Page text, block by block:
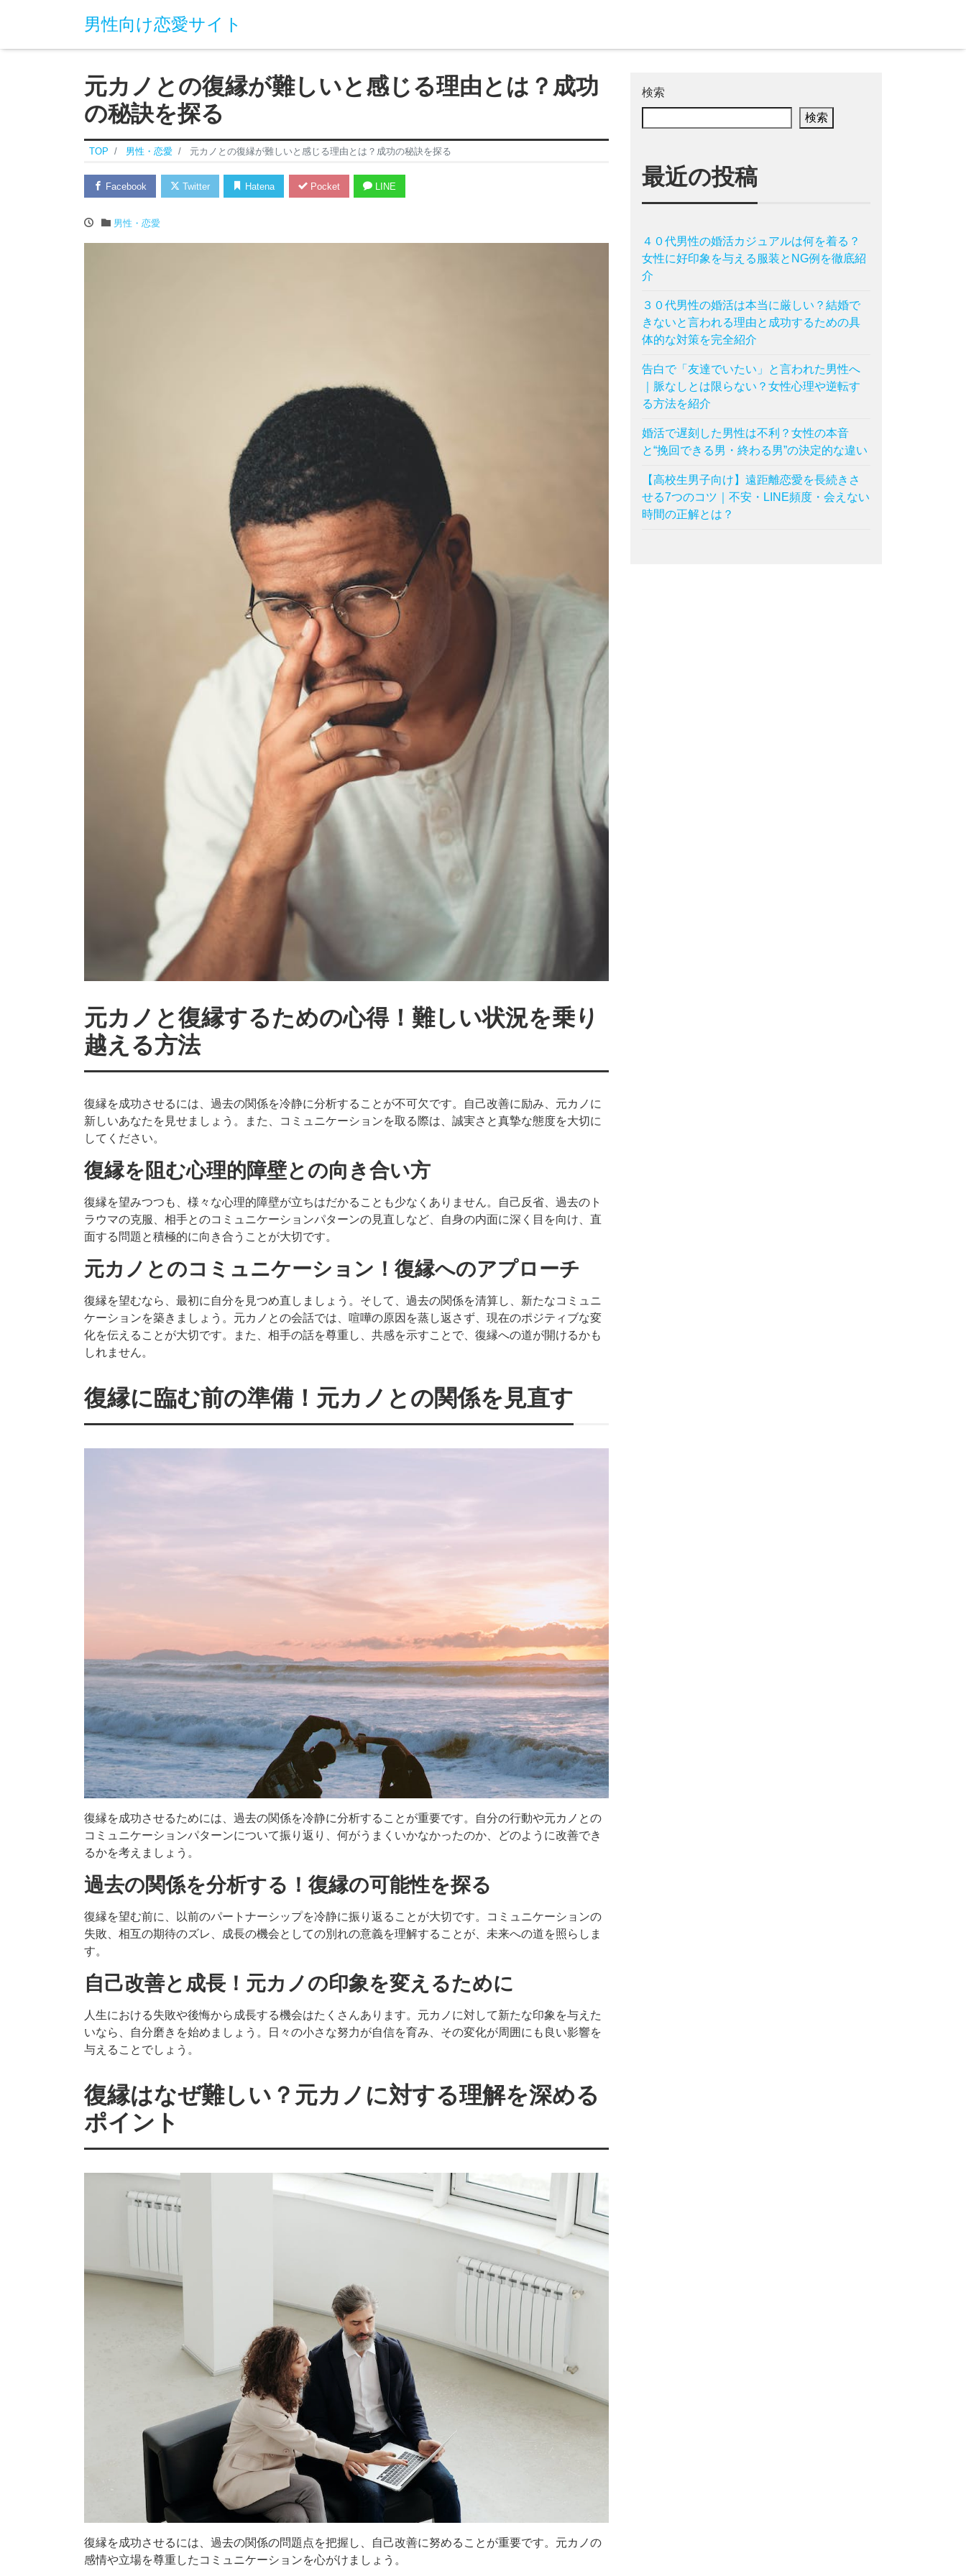
男性向け恋愛サイト
元カノとの復縁が難しいと感じる理由とは？成功
の秘訣を探る
TOP 男性・恋愛 元カノとの復縁が難しいと感じる理由とは？成功の秘訣を探る
Facebook Twitter Hatena Pocket LINE
男性・恋愛
元カノと復縁するための心得！難しい状況を乗り
越える方法
復縁を成功させるには、過去の関係を冷静に分析することが不可欠です。自己改善に励み、元カノに
新しいあなたを見せましょう。また、コミュニケーションを取る際は、誠実さと真摯な態度を大切に
してください。
復縁を阻む心理的障壁との向き合い方
復縁を望みつつも、様々な心理的障壁が立ちはだかることも少なくありません。自己反省、過去のト
ラウマの克服、相手とのコミュニケーションパターンの見直しなど、自身の内面に深く目を向け、直
面する問題と積極的に向き合うことが大切です。
元カノとのコミュニケーション！復縁へのアプローチ
復縁を望むなら、最初に自分を見つめ直しましょう。そして、過去の関係を清算し、新たなコミュニ
ケーションを築きましょう。元カノとの会話では、喧嘩の原因を蒸し返さず、現在のポジティブな変
化を伝えることが大切です。また、相手の話を尊重し、共感を示すことで、復縁への道が開けるかも
しれません。
復縁に臨む前の準備！元カノとの関係を見直す
復縁を成功させるためには、過去の関係を冷静に分析することが重要です。自分の行動や元カノとの
コミュニケーションパターンについて振り返り、何がうまくいかなかったのか、どのように改善でき
るかを考えましょう。
過去の関係を分析する！復縁の可能性を探る
復縁を望む前に、以前のパートナーシップを冷静に振り返ることが大切です。コミュニケーションの
失敗、相互の期待のズレ、成長の機会としての別れの意義を理解することが、未来への道を照らしま
す。
自己改善と成長！元カノの印象を変えるために
人生における失敗や後悔から成長する機会はたくさんあります。元カノに対して新たな印象を与えた
いなら、自分磨きを始めましょう。日々の小さな努力が自信を育み、その変化が周囲にも良い影響を
与えることでしょう。
復縁はなぜ難しい？元カノに対する理解を深める
ポイント
復縁を成功させるには、過去の関係の問題点を把握し、自己改善に努めることが重要です。元カノの
感情や立場を尊重したコミュニケーションを心がけましょう。
検索
検索
最近の投稿
４０代男性の婚活カジュアルは何を着る？
女性に好印象を与える服装とNG例を徹底紹
介
３０代男性の婚活は本当に厳しい？結婚で
きないと言われる理由と成功するための具
体的な対策を完全紹介
告白で「友達でいたい」と言われた男性へ
｜脈なしとは限らない？女性心理や逆転す
る方法を紹介
婚活で遅刻した男性は不利？女性の本音
と“挽回できる男・終わる男”の決定的な違い
【高校生男子向け】遠距離恋愛を長続きさ
せる7つのコツ｜不安・LINE頻度・会えない
時間の正解とは？